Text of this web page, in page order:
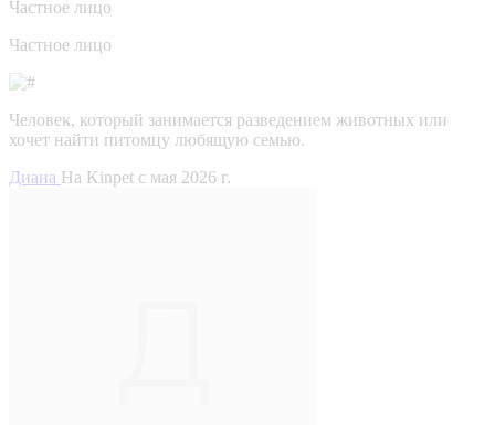
Частное лицо
Частное лицо
Человек, который занимается разведением животных или
хочет найти питомцу любящую семью.
Диана На Kinpet c мая 2026 г.